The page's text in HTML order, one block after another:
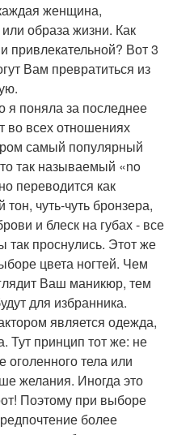
женщина,
образа жизни. Как
привлекательной? Вот 3
Вам превратиться из
я поняла за последнее
во всех отношениях
самый популярный
так называемый «no
переводится как
чуть-чуть бронзера,
и блеск на губах - все
так проснулись. Этот же
цвета ногтей. Чем
Ваш маникюр, тем
для избранника.
является одежда,
Тут принцип тот же: не
оголенного тела или
желания. Иногда это
Поэтому при выборе
более